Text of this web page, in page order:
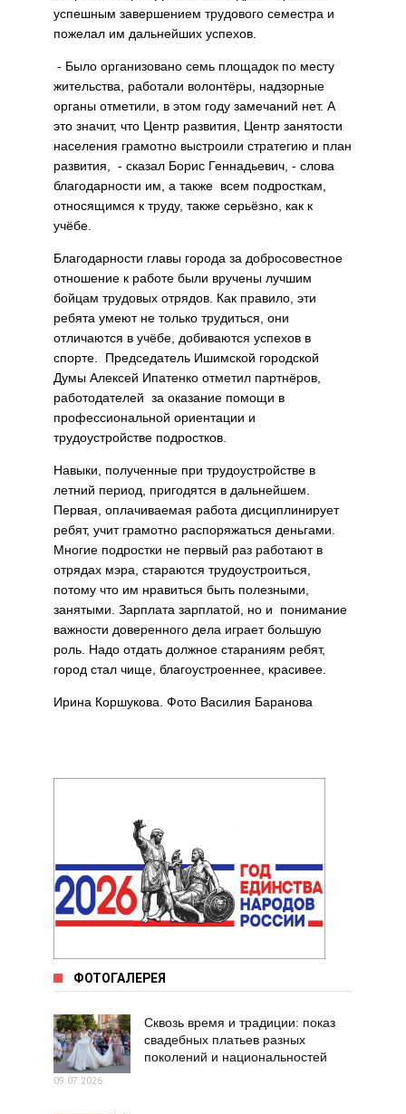
успешным завершением трудового семестра и
пожелал им дальнейших успехов.
- Было организовано семь площадок по месту
жительства, работали волонтёры, надзорные
органы отметили, в этом году замечаний нет. А
это значит, что Центр развития, Центр занятости
населения грамотно выстроили стратегию и план
развития, - сказал Борис Геннадьевич, - слова
благодарности им, а также всем подросткам,
относящимся к труду, также серьёзно, как к
учёбе.
Благодарности главы города за добросовестное
отношение к работе были вручены лучшим
бойцам трудовых отрядов. Как правило, эти
ребята умеют не только трудиться, они
отличаются в учёбе, добиваются успехов в
спорте. Председатель Ишимской городской
Думы Алексей Ипатенко отметил партнёров,
работодателей за оказание помощи в
профессиональной ориентации и
трудоустройстве подростков.
Навыки, полученные при трудоустройстве в
летний период, пригодятся в дальнейшем.
Первая, оплачиваемая работа дисциплинирует
ребят, учит грамотно распоряжаться деньгами.
Многие подростки не первый раз работают в
отрядах мэра, стараются трудоустроиться,
потому что им нравиться быть полезными,
занятыми. Зарплата зарплатой, но и понимание
важности доверенного дела играет большую
роль. Надо отдать должное стараниям ребят,
город стал чище, благоустроеннее, красивее.
Ирина Коршукова. Фото Василия Баранова
ФОТОГАЛЕРЕЯ
Сквозь время и традиции: показ
свадебных платьев разных
поколений и национальностей
09.07.2026